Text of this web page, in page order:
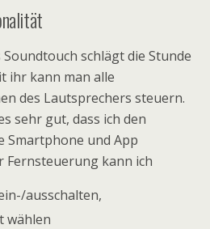
schlägt die Stunde
ihr kann man alle
des Lautsprechers steuern.
sehr gut, dass ich den
Smartphone und App
Fernsteuerung kann ich
ausschalten,
wählen